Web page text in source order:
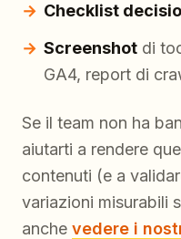
Checklist
Screenshot di
GA4, report di
Se il team non ha
aiutarti a rendere
contenuti (e a
variazioni misurabili
anche vedere i